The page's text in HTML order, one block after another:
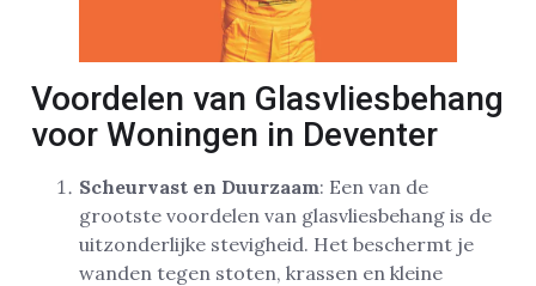
Voordelen van Glasvliesbehang
voor Woningen in Deventer
Scheurvast en Duurzaam: Een van de
grootste voordelen van glasvliesbehang is de
uitzonderlijke stevigheid. Het beschermt je
wanden tegen stoten, krassen en kleine